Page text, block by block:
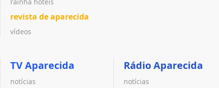
rainha hotéis
revista de aparecida
vídeos
TV Aparecida
notícias
Rádio Aparecida
notícias